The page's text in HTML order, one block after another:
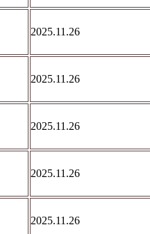
2025.11.26
2025.11.26
2025.11.26
2025.11.26
2025.11.26